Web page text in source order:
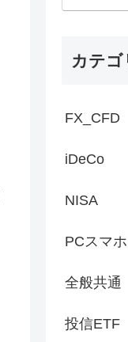
カテゴ
FX_CFD
iDeCo
NISA
PCスマホ
全般共通
投信ETF